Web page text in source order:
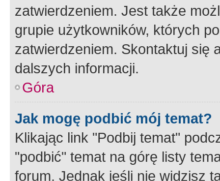
zatwierdzeniem. Jest także
grupie użytkowników, których
zatwierdzeniem. Skontaktuj się
dalszych informacji.
Góra
Jak mogę podbić mój temat?
Klikając link "Podbij temat"
"podbić" temat na górę listy
forum. Jednak jeśli nie widzisz